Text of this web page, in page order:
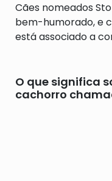
Cães nomeados
bem-humorado, e
está associado a
O que significa
cachorro